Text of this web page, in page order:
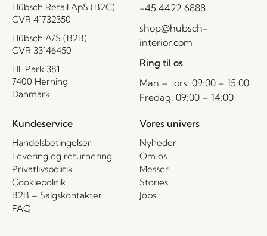
Hübsch Retail ApS (B2C)
CVR 41732350
Hübsch A/S (B2B)
CVR 33146450
HI-Park 381
7400 Herning
Danmark
+45 4422 6888
shop@hubsch-
interior.com
Ring til os
Man – tors: 09:00 – 15:00
Fredag: 09:00 – 14:00
Kundeservice
Handelsbetingelser
Levering og returnering
Privatlivspolitik
Cookiepolitik
B2B – Salgskontakter
FAQ
Vores univers
Nyheder
Om os
Messer
Stories
Jobs